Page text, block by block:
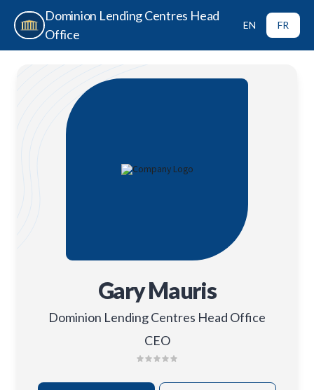
Dominion Lending Centres Head
Office
EN FR
Gary Mauris
Dominion Lending Centres Head Office
CEO